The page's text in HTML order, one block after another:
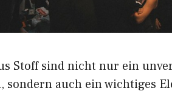
Stoff sind nicht nur ein
sondern auch ein wichtiges